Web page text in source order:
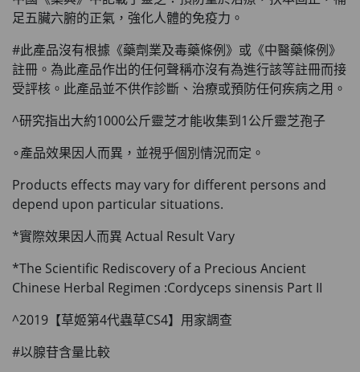
足五臟六腑的正氣，強化人體的免疫力。
#此產品沒有根據《藥劑業及毒藥條例》或《中醫藥條例》
註冊。為此產品作出的任何聲稱亦沒有為進行該等註冊而接
受評核。此產品並不供作診斷、治療或預防任何疾病之用。
^研究指出大約1000公斤靈芝才能收集到1公斤靈芝孢子
∘產品效果因人而異，並視乎個別情況而定。
Products effects may vary for different persons and
depend upon particular situations.
*實際效果因人而異 Actual Result Vary
*The Scientific Rediscovery of a Precious Ancient
Chinese Herbal Regimen :Cordyceps sinensis Part II
^2019【草姬第4代蟲草CS4】用家調查
#以腺苷含量比較